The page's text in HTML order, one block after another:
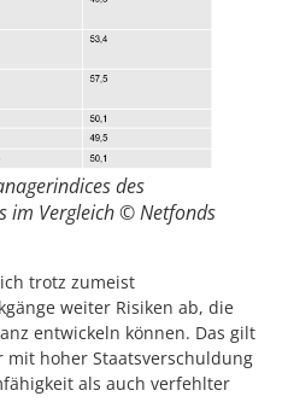
des
im Vergleich © Netfonds
trotz zumeist
weiter Risiken ab, die
entwickeln können. Das gilt
hoher Staatsverschuldung
als auch verfehlter